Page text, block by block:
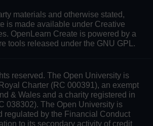
materials and otherwise stated,
is made available under Creative
OpenLearn Create is powered by a
tools released under the GNU GPL.
reserved. The Open University is
Charter (RC 000391), an exempt
& Wales and a charity registered in
038302). The Open University is
regulated by the Financial Conduct
to its secondary activity of credit